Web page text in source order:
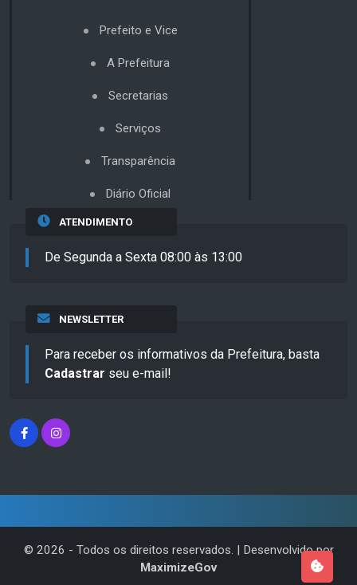
Prefeito e Vice
A Prefeitura
Secretarias
Serviços
Transparência
Diário Oficial
ATENDIMENTO
De Segunda a Sexta 08:00 às 13:00
NEWSLETTER
Para receber os informativos da Prefeitura, basta
Cadastrar seu e-mail!
© 2026 - Todos os direitos reservados. | Desenvolvido por
MaximizeGov